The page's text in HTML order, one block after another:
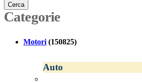
Cerca
Categorie
Motori (150825)
Auto